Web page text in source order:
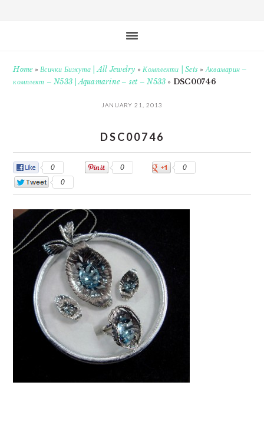
Home»Всички Бижута | All Jewelry »Комплекти | Sets »Аквамарин –
комплект – N533 | Aquamarine – set – N533 » DSC00746
JANUARY 21, 2013
DSC00746
0 0
0
0